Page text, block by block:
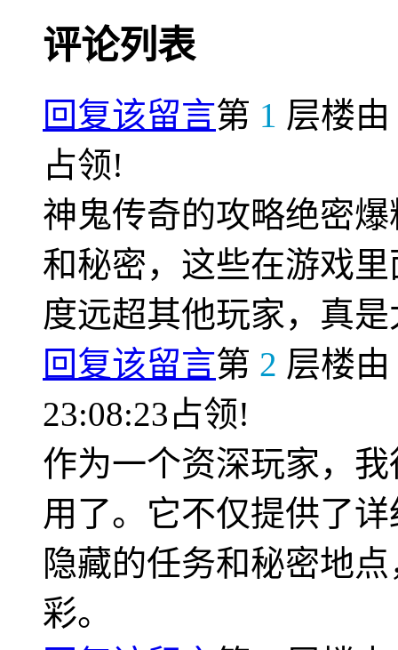
评论列表
回复该留言第 1 层楼由
占领!
神鬼传奇的攻略绝密
和秘密，这些在游戏
度远超其他玩家，真
回复该留言第 2 层楼由
23:08:23占领!
作为一个资深玩家，
用了。它不仅提供了
隐藏的任务和秘密地
彩。